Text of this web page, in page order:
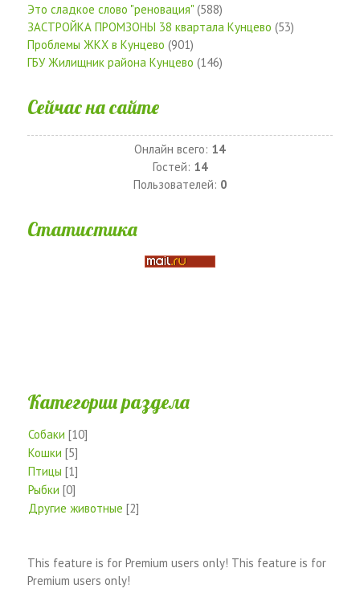
Это сладкое слово "реновация" (588)
ЗАСТРОЙКА ПРОМЗОНЫ 38 квартала Кунцево (53)
Проблемы ЖКХ в Кунцево (901)
ГБУ Жилищник района Кунцево (146)
Сейчас на сайте
Онлайн всего: 14
Гостей: 14
Пользователей: 0
Статистика
Категории раздела
Собаки [10]
Кошки [5]
Птицы [1]
Рыбки [0]
Другие животные [2]
This feature is for Premium users only! This feature is for
Premium users only!